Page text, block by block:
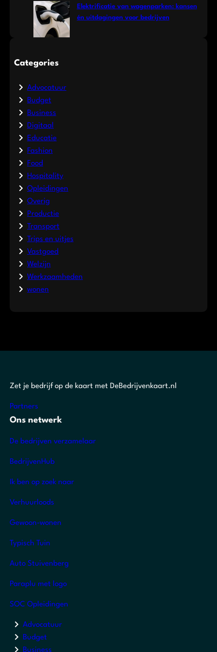
Elektrificatie van wagenparken: kansen
én uitdagingen voor bedrijven
Categories
Advocatuur
Budget
Business
Digitaal
Educatie
Fashion
Food
Hospitality
Opleidingen
Overig
Productie
Transport
Trips en uitjes
Vastgoed
Welzijn
Werkzaamheden
wonen
Zet je bedrijf op de kaart met DeBedrijvenkaart.nl
Partners
Ons netwerk
De bedrijven verzamelaar
BedrijvenHub
Ik ben op zoek naar
Verhuurloods
Gewoon-wonen
Typisch Tuin
Auto Stuivenberg
Paraplu met logo
SOC Opleidingen
Advocatuur
Budget
Business